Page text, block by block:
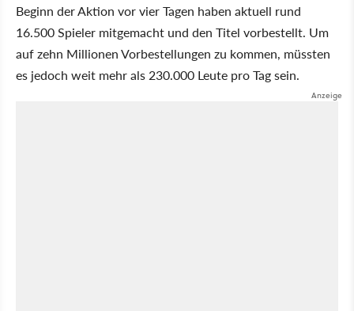
Beginn der Aktion vor vier Tagen haben aktuell rund
16.500 Spieler mitgemacht und den Titel vorbestellt. Um
auf zehn Millionen Vorbestellungen zu kommen, müssten
es jedoch weit mehr als 230.000 Leute pro Tag sein.